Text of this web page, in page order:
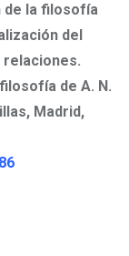
de la filosofía
del
relaciones.
de A. N.
Madrid,